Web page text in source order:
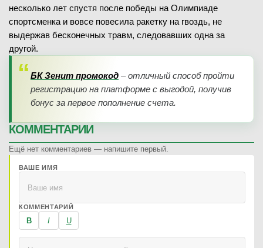
несколько лет спустя после победы на Олимпиаде
спортсменка и вовсе повесила ракетку на гвоздь, не
выдержав бесконечных травм, следовавших одна за
другой.
БК Зенит промокод – отличный способ пройти
регистрацию на платформе с выгодой, получив
бонус за первое пополнение счета.
КОММЕНТАРИИ
Ещё нет комментариев — напишите первый.
ВАШЕ ИМЯ
КОММЕНТАРИЙ
B I U